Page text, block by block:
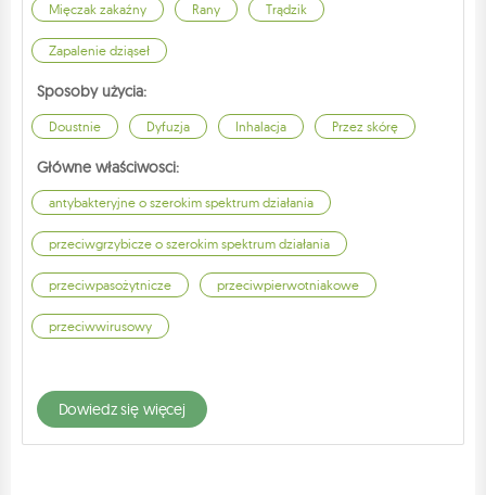
Mięczak zakaźny Rany Trądzik
Zapalenie dziąseł
Sposoby użycia:
Doustnie Dyfuzja Inhalacja Przez skórę
Główne właściwosci:
antybakteryjne o szerokim spektrum działania
przeciwgrzybicze o szerokim spektrum działania
przeciwpasożytnicze przeciwpierwotniakowe
przeciwwirusowy
dowiedz się więcej